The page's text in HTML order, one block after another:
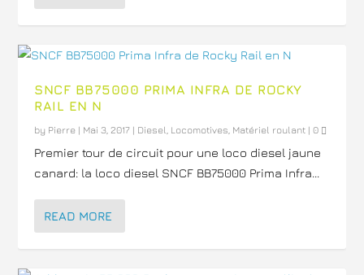
SNCF BB75000 PRIMA INFRA DE ROCKY
RAIL EN N
by Pierre | Mai 3, 2017 | Diesel, Locomotives, Matériel roulant |0
Premier tour de circuit pour une loco diesel jaune
canard: la loco diesel SNCF BB75000 Prima Infra...
READ MORE